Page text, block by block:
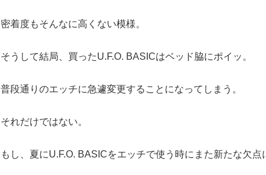
密着度もそんなに高くない模様。
そうして結局、買ったU.F.O. BASICはベッド脇にポイッ。
普段通りのエッチに急遽変更することになってしまう。
それだけではない。
もし、夏にU.F.O. BASICをエッチで使う時にまた新たな欠点